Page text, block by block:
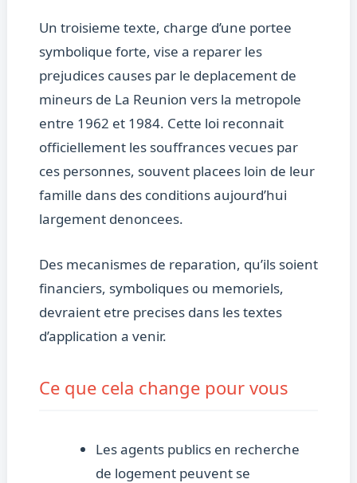
Un troisieme texte, charge d’une portee
symbolique forte, vise a reparer les
prejudices causes par le deplacement de
mineurs de La Reunion vers la metropole
entre 1962 et 1984. Cette loi reconnait
officiellement les souffrances vecues par
ces personnes, souvent placees loin de leur
famille dans des conditions aujourd’hui
largement denoncees.
Des mecanismes de reparation, qu’ils soient
financiers, symboliques ou memoriels,
devraient etre precises dans les textes
d’application a venir.
Ce que cela change pour vous
Les agents publics en recherche
de logement peuvent se